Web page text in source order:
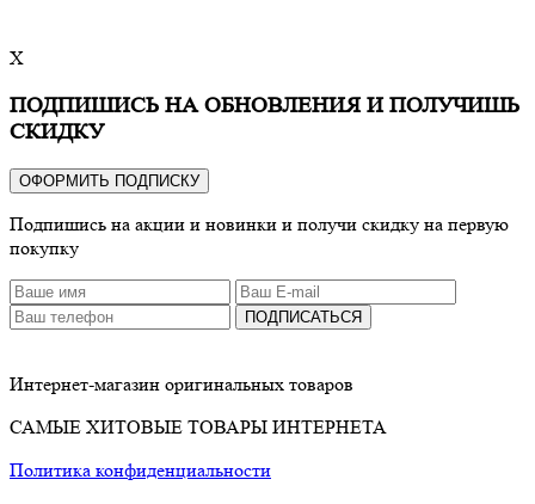
X
ПОДПИШИСЬ НА ОБНОВЛЕНИЯ И ПОЛУЧИШЬ
СКИДКУ
ОФОРМИТЬ ПОДПИСКУ
Подпишись на акции и новинки и получи скидку на первую
покупку
ПОДПИСАТЬСЯ
Интернет-магазин оригинальных товаров
САМЫЕ ХИТОВЫЕ ТОВАРЫ ИНТЕРНЕТА
Политика конфиденциальности